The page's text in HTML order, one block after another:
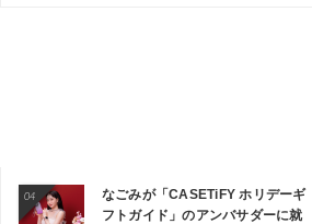
04
なごみが「CASETiFY ホリデーギ
フトガイド」のアンバサダーに就